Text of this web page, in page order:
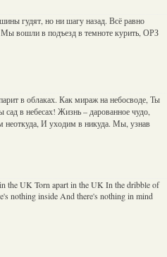
гудят, но ни шагу назад. Всё равно
Мы вошли в подъезд в темноте курить, ОРЗ
в облаках. Как мираж на небосводе, Ты
сад в небесах! Жизнь – дарованное чудо,
неоткуда, И уходим в никуда. Мы, узнав
the UK Torn apart in the UK In the dribble of
nothing inside And there's nothing in mind